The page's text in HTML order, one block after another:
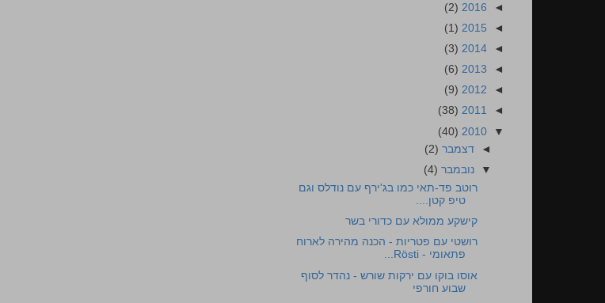
◄
2016
(2)
◄
2015
(1)
◄
2014
(3)
◄
2013
(6)
◄
2012
(9)
◄
2011
(38)
▼
2010
(40)
◄דצמבר (2)
▼נובמבר (4)
רוטב פד-תאי כמו בג'ירף עם נודלס וגם
טיפ קטן....
קישקע ממולא עם כדורי בשר
רושטי עם פטריות - הכנה מהירה לארוח
פתאומי - Rösti...
אוסו בוקו עם ירקות שורש - נהדר לסוף
שבוע חורפי